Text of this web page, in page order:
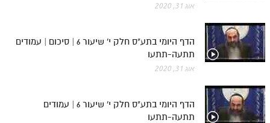
אוג 31, 2020
הדף היומי בתע"ס חלק י' שיעור 6 | סיכום | עמודים
תתעה-תתעו
אוג 31, 2020
הדף היומי בתע"ס חלק י' שיעור 6 | עמודים
תתעה-תתעו